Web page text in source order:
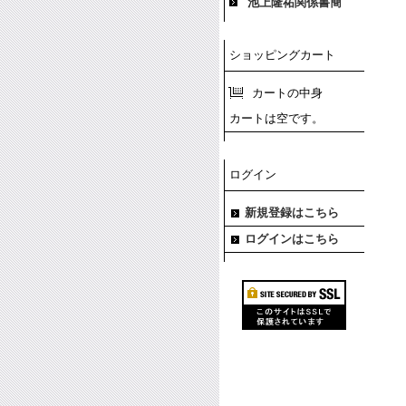
ショッピングカート
カートの中身
カートは空です。
ログイン
新規登録はこちら
ログインはこちら